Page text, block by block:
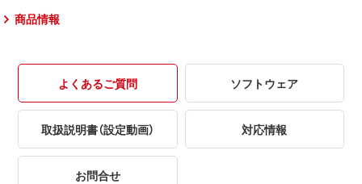
商品情報
よくあるご質問 ソフトウェア
取扱説明書（設定動画） 対応情報
お問合せ